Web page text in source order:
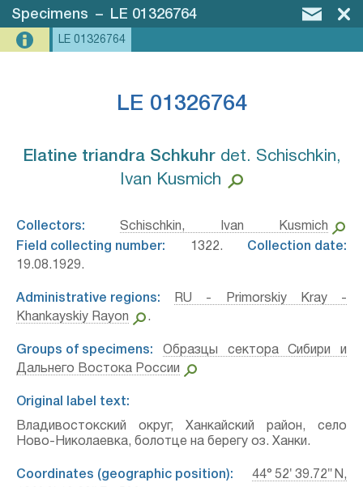
Specimens – LE 01326764
LE 01326764
LE 01326764
Elatine triandra Schkuhr⁣det. Schischkin,
Ivan Kusmich
Collectors:
Schischkin, Ivan Kusmich
Field collecting number: 1322. Collection date:
19.08.1929.
Administrative regions:
RU - Primorskiy Kray -
Khankayskiy Rayon
.
Groups of specimens:
Образцы сектора Сибири и
Дальнего Востока России
Original label text:
Владивостокский округ, Ханкайский район, село
Ново-Николаевка, болотце на берегу оз. Ханки.
Coordinates (geographic position):
44° 52′ 39.72″ N,